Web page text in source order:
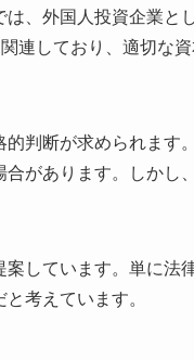
、外国人投資企業と
連しており、適切な
判断が求められます
があります。しかし
しています。単に法
考えています。